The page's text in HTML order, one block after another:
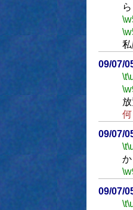
私
09/07/
\t
何
09/07/
\t
か
09/07/
\t